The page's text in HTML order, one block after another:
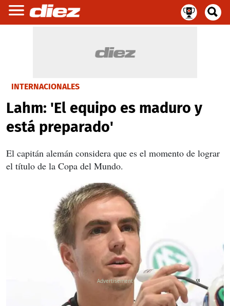
INTERNACIONALES
Lahm: 'El equipo es maduro y
está preparado'
El capitán alemán considera que es el momento de lograr
el título de la Copa del Mundo.
X